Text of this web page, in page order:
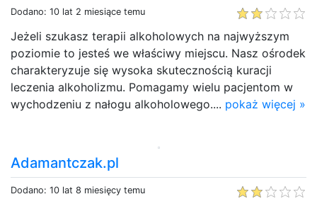
Dodano: 10 lat 2 miesiące temu
Jeżeli szukasz terapii alkoholowych na najwyższym
poziomie to jesteś we właściwy miejscu. Nasz ośrodek
charakteryzuje się wysoka skutecznością kuracji
leczenia alkoholizmu. Pomagamy wielu pacjentom w
wychodzeniu z nałogu alkoholowego.... pokaż więcej »
Adamantczak.pl
Dodano: 10 lat 8 miesięcy temu